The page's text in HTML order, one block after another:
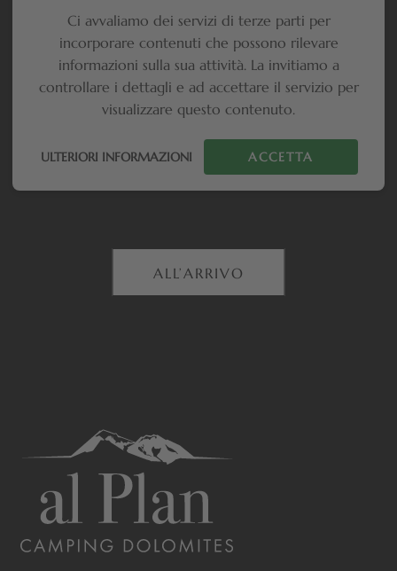
Ci avvaliamo dei servizi di terze parti per
incorporare contenuti che possono rilevare
informazioni sulla sua attività. La invitiamo a
controllare i dettagli e ad accettare il servizio per
visualizzare questo contenuto.
ULTERIORI INFORMAZIONI ACCETTA
ALL’ARRIVO